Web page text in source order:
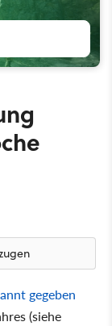
gegeben
(siehe